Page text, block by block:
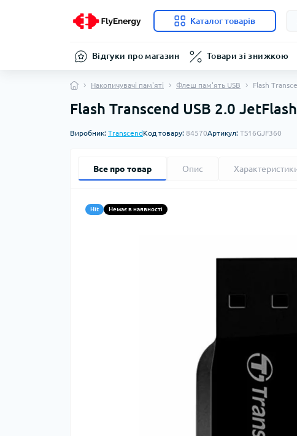
Каталог товарів
Відгуки про магазин Товари зі знижкою
Накопичувачі пам'яті Флеш пам'ять USB Flash
Flash Transcend USB 2.0
Виробник: TranscendКод товару: 84570Артикул: TS16GJF360
Все про товар Опис
Hit Немає в наявності